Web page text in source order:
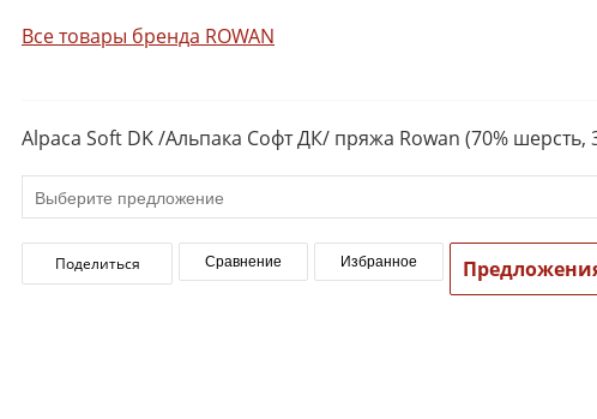
Все товары бренда ROWAN
Alpaca Soft DK /Альпака Софт ДК/ пряжа Rowan (70% шерсть,
Поделиться Сравнение Избранное